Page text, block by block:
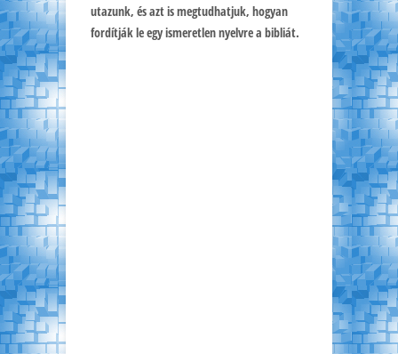
utazunk, és azt is megtudhatjuk, hogyan
fordítják le egy ismeretlen nyelvre a bibliát.